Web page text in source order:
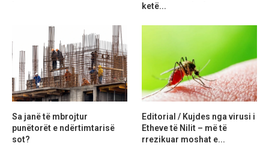
ketë...
Sa janë të mbrojtur
punëtorët e ndërtimtarisë
sot?
Editorial / Kujdes nga virusi i
Etheve të Nilit – më të
rrezikuar moshat e...